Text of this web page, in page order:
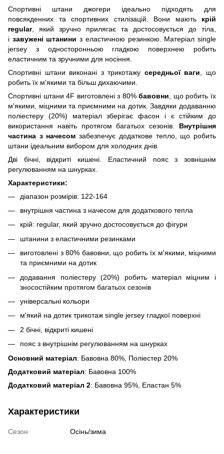
Спортивні штани джогери ідеально підходять для
повсякденних та спортивних стилізацій. Вони мають крій
regular, який зручно прилягає та достосовується до тіла,
і завужені штанини з еластичною резинкою. Матеріал single
jersey з односторонньою гладкою поверхнею робить
еластичним та зручними для носіння.
Спортивні штани виконані з трикотажу середньої ваги , що
робить їх м'якими та більш дихаючими.
Спортивні штани 4F виготовлені з 80%бавовни , що робить їх
м'якими, міцними та приємними на дотик. Завдяки додаванню
поліестеру (20%) матеріал зберігає фасон і є стійким до
використання навіть протягом багатьох сезонів. Внутрішня
частина з начесом забезпечує додаткове тепло, що робить
штани ідеальним вибором для холодних днів.
Дві бічні, відкриті кишені. Еластичний пояс з зовнішнім
регулюванням на шнурках.
Характеристики:
діапазон розмірів: 122-164
внутрішня частина з начесом для додаткового тепла
крій: regular, який зручно достосовується до фігури
штанини з еластичними резинками
виготовлені з 80% бавовни, що робить їх м'якими, міцними
та приємними на дотик
додавання поліестеру (20%) робить матеріал міцним і
зносостійким протягом багатьох сезонів
універсальні кольори
м'який на дотик трикотаж single jersey гладкої поверхні
2 бічні, відкриті кишені
пояс з внутрішнім регулюванням на шнурках
Основний матеріал: Бавовна 80%, Поліестер 20%
Додатковий матеріал: Бавовна 100%
Додатковий матеріал 2: Бавовна 95%, Еластан 5%
Характеристики
Сезон Осінь/зима